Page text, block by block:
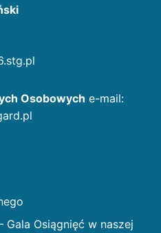
Osobowych e-mail:
Gala Osiągnięć w naszej